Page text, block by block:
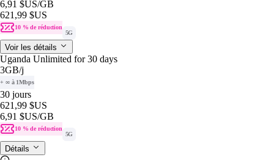
6,91 $US/GB
621,99 $US
10 % de réduction
5G
Voir les détails
Uganda Unlimited for 30 days
3GB/j
+ ∞ à 1Mbps
30 jours
621,99 $US
6,91 $US/GB
10 % de réduction
5G
Détails